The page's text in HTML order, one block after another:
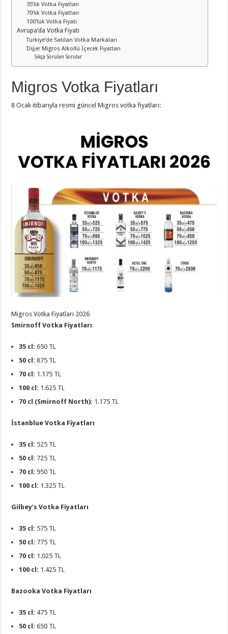
35’lik Votka Fiyatları
70’lik Votka Fiyatları
100’lük Votka Fiyatı
Avrupa’da Votka Fiyatı
Türkiye’de Satılan Votka Markaları
Diğer Migros Alkollü İçecek Fiyatları
Sıkça Sorulan Sorular
Migros Votka Fiyatları
8 Ocak itibarıyla resmi güncel Migros votka fiyatları:
Migros Votka Fiyatları 2026
Smirnoff Votka Fiyatları
35 cl: 650 TL
50 cl: 875 TL
70 cl: 1.175 TL
100 cl: 1.625 TL
70 cl (Smirnoff North): 1.175 TL
İstanblue Votka Fiyatları
35 cl: 525 TL
50 cl: 725 TL
70 cl: 950 TL
100 cl: 1.325 TL
Gilbey’s Votka Fiyatları
35 cl: 575 TL
50 cl: 775 TL
70 cl: 1.025 TL
100 cl: 1.425 TL
Bazooka Votka Fiyatları
35 cl: 475 TL
50 cl: 650 TL